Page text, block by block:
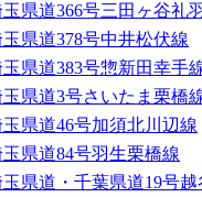
玉県道366号三田ヶ谷礼
玉県道378号中井松伏線
玉県道383号惣新田幸手
玉県道3号さいたま栗橋
玉県道46号加須北川辺線
玉県道84号羽生栗橋線
玉県道・千葉県道19号